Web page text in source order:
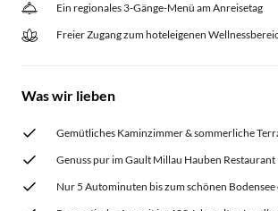
Ein regionales 3-Gänge-Menü am Anreisetag
Freier Zugang zum hoteleigenen
Was wir lieben
Gemütliches Kaminzimmer & sommerliche
Genuss pur im Gault Millau Hauben Restaurant
Nur 5 Autominuten bis zum schönen